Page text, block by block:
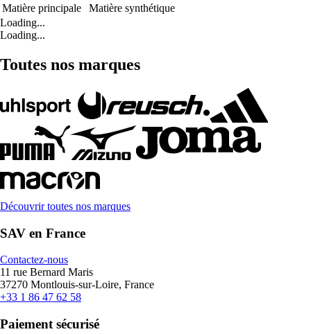
Matière principale
Matière synthétique
Loading...
Loading...
Toutes nos marques
Découvrir toutes nos marques
SAV en France
Contactez-nous
11 rue Bernard Maris
37270 Montlouis-sur-Loire, France
+33 1 86 47 62 58
Paiement sécurisé